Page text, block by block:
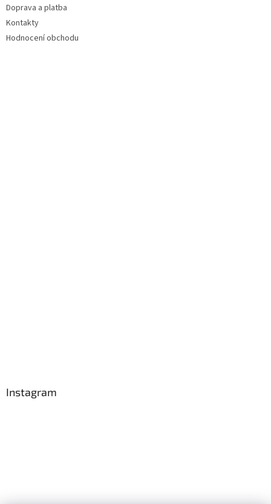
Doprava a platba
Kontakty
Hodnocení obchodu
Instagram